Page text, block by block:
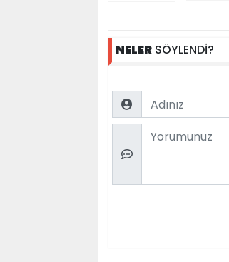
NELERSÖYLENDİ?
Name
Comment